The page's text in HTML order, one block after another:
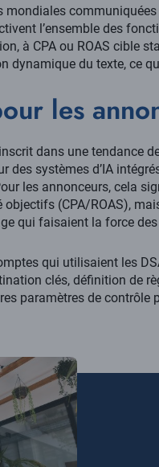
mondiales
l’ensemble des
à CPA ou ROAS cible
dynamique du texte, ce
les
dans une tendance
des systèmes d’IA
les annonceurs, cela
(CPA/ROAS),
qui faisaient la force des
qui utilisaient les
clés, définition de
paramètres de contrôle